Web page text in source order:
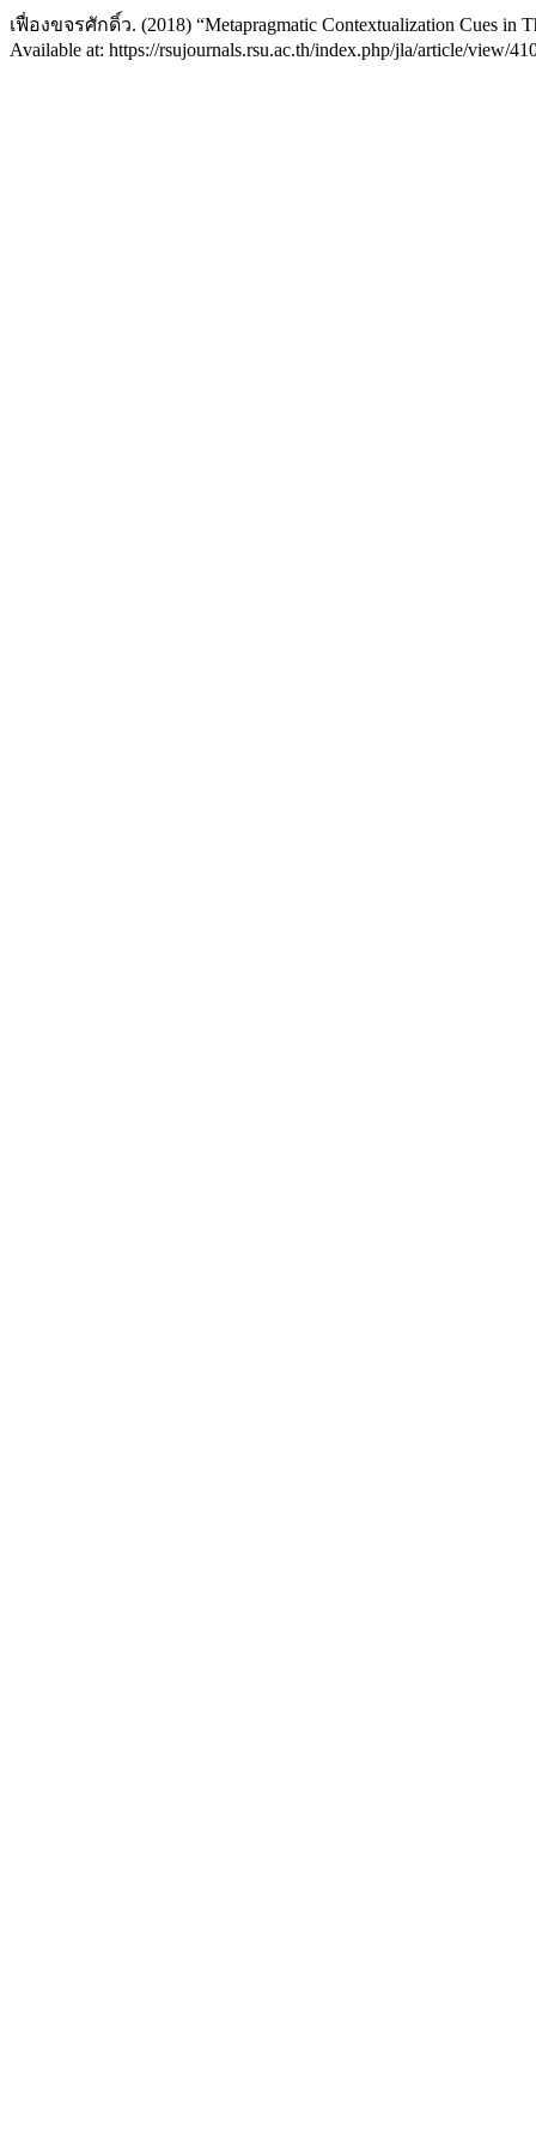
เฟื่องขจรศักดิ์ว. (2018) “Metapragmatic Contextualization Cues in
Available at: https://rsujournals.rsu.ac.th/index.php/jla/article/view/